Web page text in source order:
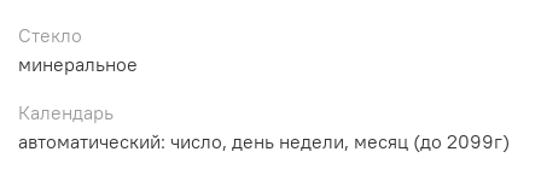
Стекло
минеральное
Календарь
автоматический: число, день недели, месяц (до 2099г)